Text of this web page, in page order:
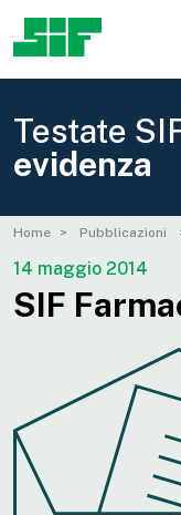
Testate
evidenza
Home Pubblicazioni
14 maggio 2014
SIF